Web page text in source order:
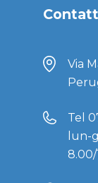
Via
Tel
lun-
8.00/